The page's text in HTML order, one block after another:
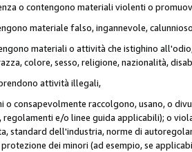
o contengono materiali violenti o
materiale falso, ingannevole,
materiali o attività che istighino
colore, sesso, religione, nazionalità,
attività illegali,
o consapevolmente raccolgono, usano, o
e/o linee guida applicabili); o
standard dell'industria, norme di
dei minori (ad esempio, se